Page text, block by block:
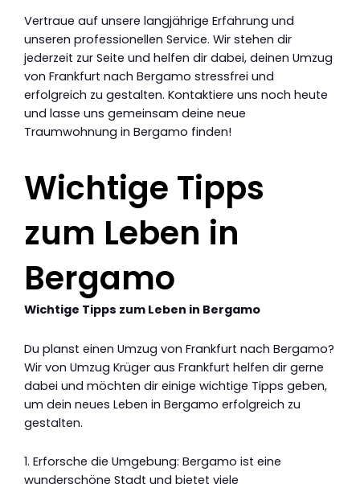
Vertraue auf unsere langjährige Erfahrung und
unseren professionellen Service. Wir stehen dir
jederzeit zur Seite und helfen dir dabei, deinen Umzug
von Frankfurt nach Bergamo stressfrei und
erfolgreich zu gestalten. Kontaktiere uns noch heute
und lasse uns gemeinsam deine neue
Traumwohnung in Bergamo finden!
Wichtige Tipps
zum Leben in
Bergamo
Wichtige Tipps zum Leben in Bergamo
Du planst einen Umzug von Frankfurt nach Bergamo?
Wir von Umzug Krüger aus Frankfurt helfen dir gerne
dabei und möchten dir einige wichtige Tipps geben,
um dein neues Leben in Bergamo erfolgreich zu
gestalten.
1. Erforsche die Umgebung: Bergamo ist eine
wunderschöne Stadt und bietet viele